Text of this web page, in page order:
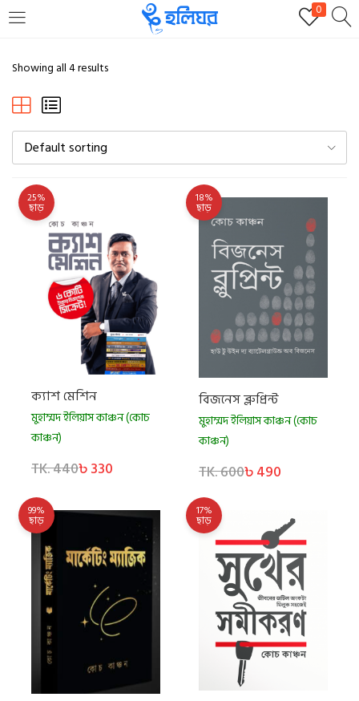
0
REGISTER
Remember me
Lost password?
Showing all 4 results
Default sorting
25%
ছাড়
ক্যাশ মেশিন
মুহাম্মদ ইলিয়াস কাঞ্চন (কোচ
কাঞ্চন)
TK. 440৳ 330
18%
ছাড়
বিজনেস ব্লুপ্রিন্ট
মুহাম্মদ ইলিয়াস কাঞ্চন (কোচ
কাঞ্চন)
TK. 600৳ 490
99%
ছাড়
17%
ছাড়